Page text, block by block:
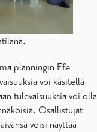
planningin Efe
voi käsitellä.
tulevaisuuksia voi olla
Osallistujat
voisi näyttää